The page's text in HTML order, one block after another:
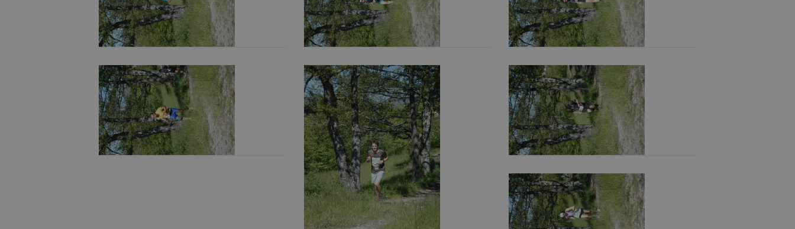
CookieScriptConsent
www.corrixbedonia.it
6 mesi 5
giorni
Questo cookie viene utilizzato dal servizio Cookie-Script.com per ricordare le
preferenze di consenso sui cookie dei visitatori. È necessario che il banner dei
cookie di Cookie-Script.com funzioni correttamente.